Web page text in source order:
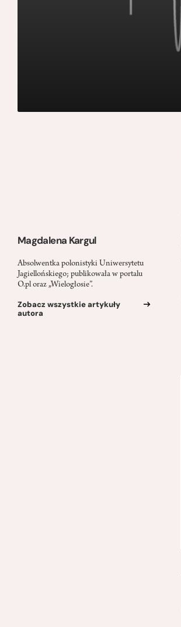
Magdalena Kargul
Absolwentka polonistyki Uniwersytetu
Jagiellońskiego; publikowała w portalu
O.pl oraz „Wielogłosie”.
Zobacz wszystkie artykuły
autora